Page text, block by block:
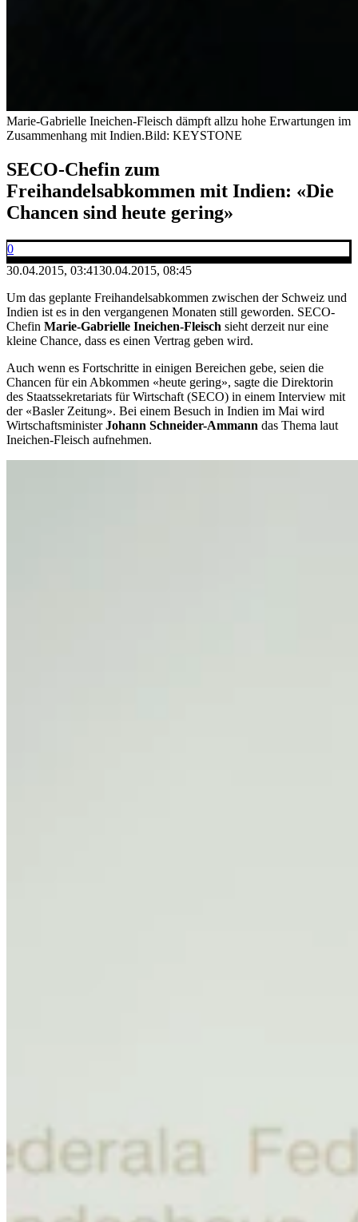
Marie-Gabrielle Ineichen-Fleisch dämpft allzu hohe Erwartungen im
Zusammenhang mit Indien.Bild: KEYSTONE
SECO-Chefin zum
Freihandelsabkommen mit Indien: «Die
Chancen sind heute gering»
0
30.04.2015, 03:4130.04.2015, 08:45
Um das geplante Freihandelsabkommen zwischen der Schweiz und
Indien ist es in den vergangenen Monaten still geworden. SECO-
Chefin Marie-Gabrielle Ineichen-Fleisch sieht derzeit nur eine
kleine Chance, dass es einen Vertrag geben wird.
Auch wenn es Fortschritte in einigen Bereichen gebe, seien die
Chancen für ein Abkommen «heute gering», sagte die Direktorin
des Staatssekretariats für Wirtschaft (SECO) in einem Interview mit
der «Basler Zeitung». Bei einem Besuch in Indien im Mai wird
WirtschaftsministerJohann Schneider-Ammann das Thema laut
Ineichen-Fleisch aufnehmen.